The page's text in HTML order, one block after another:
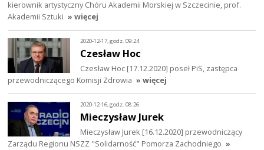
kierownik artystyczny Chóru Akademii Morskiej w Szczecinie, prof.
Akademii Sztuki » więcej
2020-12-17, godz. 09:24
Czesław Hoc
Czesław Hoc [17.12.2020] poseł PiS, zastępca
przewodniczącego Komisji Zdrowia » więcej
2020-12-16, godz. 08:26
Mieczysław Jurek
Mieczysław Jurek [16.12.2020] przewodniczący
Zarządu Regionu NSZZ "Solidarność" Pomorza Zachodniego »